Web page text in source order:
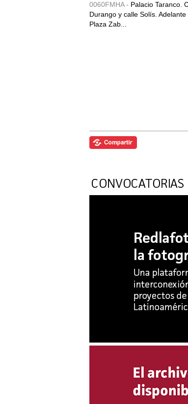
0060FMHA - Palacio Taranco.
Durango y calle Solís.
Plaza Zab...